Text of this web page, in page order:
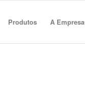
Produtos A Empresa